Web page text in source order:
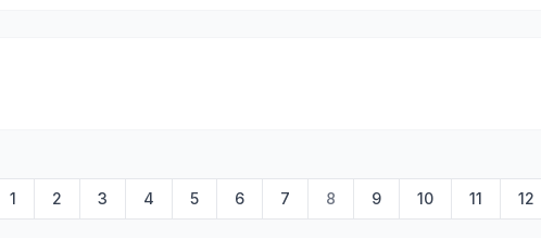
1 2 3 4 5 6 7 8 9 10 11 12